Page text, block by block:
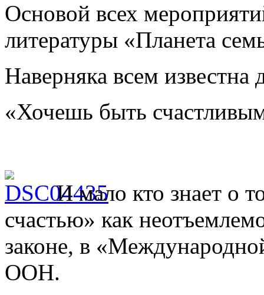
Основой всех
литературы «Планета
Наверняка всем известна
«Хочешь быть
И мало кто знает о
счастью» как
законе, в
ООН.